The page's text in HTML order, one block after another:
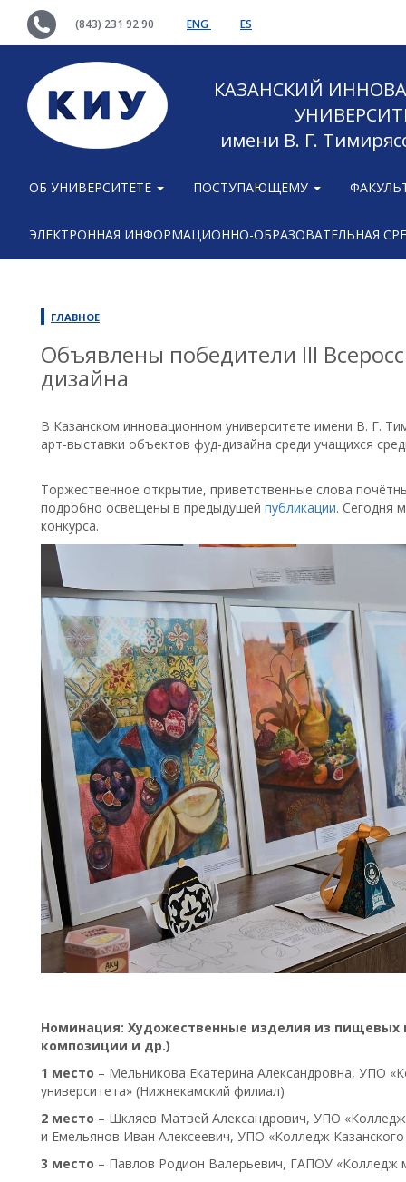
(843) 231 92 90 ENG ES
КАЗАНСКИЙ
имени В. Г.
ОБ УНИВЕРСИТЕТЕ ПОСТУПАЮЩЕМУ
ЭЛЕКТРОННАЯ ИНФОРМАЦИОННО-ОБРАЗОВАТЕЛЬНАЯ
ГЛАВНОЕ
Объявлены победители III
дизайна
В Казанском инновационном университете имени В. Г.
арт-выставки объектов фуд-дизайна среди учащихся
Торжественное открытие, приветственные слова
подробно освещены в предыдущей публикации. Сегодня
конкурса.
Номинация: Художественные изделия из пищевых
композиции и др.)
1 место – Мельникова Екатерина Александровна, УПО
университета» (Нижнекамский филиал)
2 место – Шкляев Матвей Александрович, УПО «Колледж
и Емельянов Иван Алексеевич, УПО «Колледж
3 место – Павлов Родион Валерьевич, ГАПОУ «Колледж